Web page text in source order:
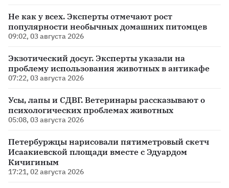
Не как у всех. Эксперты отмечают рост
популярности необычных домашних питомцев
09:02, 03 августа 2026
Экзотический досуг. Эксперты указали на
проблему использования животных в антикафе
07:22, 03 августа 2026
Усы, лапы и СДВГ. Ветеринары рассказывают о
психологических проблемах животных
05:08, 03 августа 2026
Петербуржцы нарисовали пятиметровый скетч
Исаакиевской площади вместе с Эдуардом
Кичигиным
17:21, 02 августа 2026